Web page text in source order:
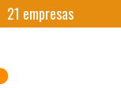
21 empresas